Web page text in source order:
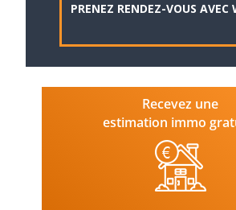
PRENEZ RENDEZ-VOUS AVEC
Recevez une
estimation immo